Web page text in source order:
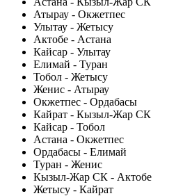
Атырау - Окжетпес
Улытау - Жетысу
Актобе - Астана
Кайсар - Улытау
Елимай - Туран
Тобол - Жетысу
Женис - Атырау
Окжетпес - Ордабасы
Кайрат - Кызыл-Жар СК
Кайсар - Тобол
Астана - Окжетпес
Ордабасы - Елимай
Туран - Женис
Кызыл-Жар СК - Актобе
Жетысу - Кайрат